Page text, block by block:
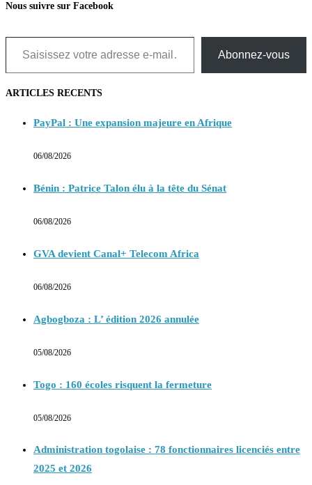
Nous suivre sur Facebook
Saisissez votre adresse e-mail…
Abonnez-vous
ARTICLES RECENTS
PayPal : Une expansion majeure en Afrique
06/08/2026
Bénin : Patrice Talon élu à la tête du Sénat
06/08/2026
GVA devient Canal+ Telecom Africa
06/08/2026
Agbogboza : L’ édition 2026 annulée
05/08/2026
Togo : 160 écoles risquent la fermeture
05/08/2026
Administration togolaise : 78 fonctionnaires licenciés entre
2025 et 2026